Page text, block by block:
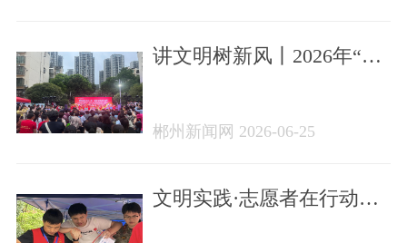
讲文明树新风丨2026年“文
郴州新闻网 2026-06-25
文明实践·志愿者在行动丨